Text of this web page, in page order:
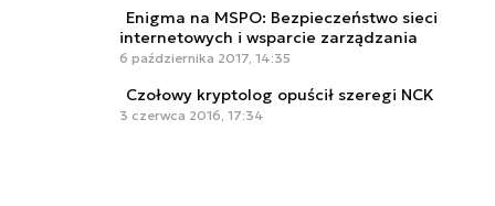
Enigma na MSPO: Bezpieczeństwo sieci
internetowych i wsparcie zarządzania
6 października 2017, 14:35
Czołowy kryptolog opuścił szeregi NCK
3 czerwca 2016, 17:34